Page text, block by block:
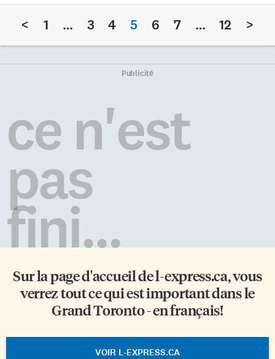
Jeux paralympiques de
laboratoires dignes des films de
science-fiction. Curling Par
exemple, au curling en fauteuil
limite à deux choix de bâtons
pour pousser la pierre, The
Adjuster et The Extender
(littéralement: l’ajusteur et
parents du conseil d’école et
personnel ont préparé des fèves
au lard pour participer au
concours du roi/reine de la
décerner un premier, deuxième
et troisième choix du public.
Les […]
< 1 … 3 4 5 6 7 … 12 >
Publicité
ce n'est
pas
fini...
Sur la page d'accueil del-express.ca, vous
verrez tout ce qui est important dans le
Grand Toronto - en français!
VOIR L-EXPRESS.CA